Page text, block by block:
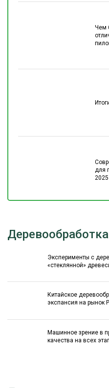
Чем
для
2025
Деревообработка
Эксперименты с
«стеклянной»
Китайское
экспансия на рынок
Машинное зрение в
качества на всех